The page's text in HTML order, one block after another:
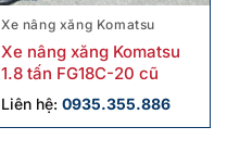
Xe nâng xăng Komatsu
Xe nâng xăng Komatsu
1.8 tấn FG18C-20 cũ
Liên hệ: 0935.355.886